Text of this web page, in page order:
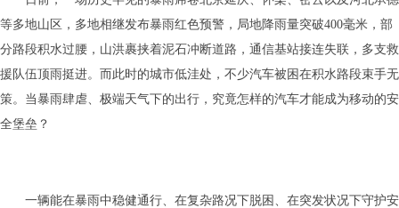
等多地山区，多地相继发布暴雨红色预警，局地降雨量突破400毫米，部
分路段积水过腰，山洪裹挟着泥石冲断道路，通信基站接连失联，多支救
援队伍顶雨挺进。而此时的城市低洼处，不少汽车被困在积水路段束手无
策。当暴雨肆虐、极端天气下的出行，究竟怎样的汽车才能成为移动的安
全堡垒？
一辆能在暴雨中稳健通行、在复杂路况下脱困、在突发状况下守护安